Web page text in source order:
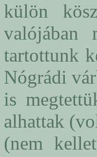
külön
valójában
tartottunk
Nógrádi
is
alhattak
(nem